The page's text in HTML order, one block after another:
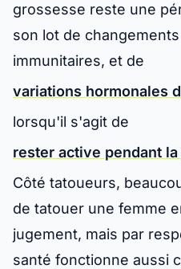
grossesse reste une
son lot de
immunitaires, et de
variations hormonales
lorsqu'il s'agit de
rester active pendant
Côté tatoueurs,
de tatouer une femme
jugement, mais par
santé fonctionne aussi